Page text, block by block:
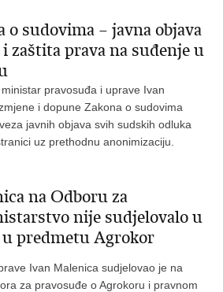
o sudovima – javna objava
zaštita prava na suđenje u
pravosuđa i uprave Ivan
i dopune Zakona o sudovima
javnih objava svih sudskih odluka
uz prethodnu anonimizaciju.
na Odboru za
nije sudjelovalo u
predmetu Agrokor
Ivan Malenica sudjelovao je na
za pravosuđe o Agrokoru i pravnom